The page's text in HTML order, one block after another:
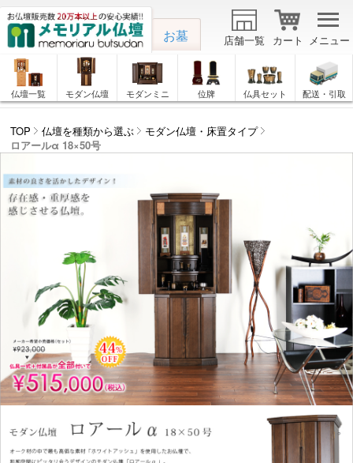
お墓 メニュー
カート
店舗一覧
仏壇一覧 モダン仏壇 モダンミニ 位牌 仏具セット 配送・引取
TOP 仏壇を種類から選ぶ
モダン仏壇・床置タイプ
ロアールα 18×50号